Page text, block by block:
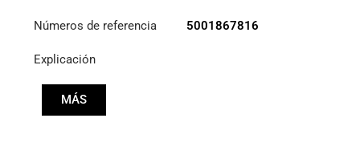
Números de referencia 5001867816
Explicación
MÁS